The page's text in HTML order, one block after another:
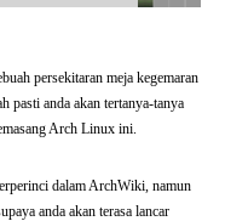
persekitaran meja kegemaran
pasti anda akan tertanya-tanya
Arch Linux ini.
dalam ArchWiki, namun
anda akan terasa lancar